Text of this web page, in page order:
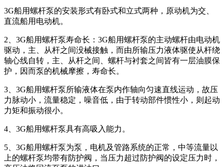
3G船用螺杆泵的安装形式有卧式和立式两种，原动机为交、
直流船用电动机。
2、3G船用螺杆泵寿命长：3G船用螺杆泵的主动螺杆由电动机
驱动，主、从杆之间没械接触，而由所输压力液体驱使从杆绕
轴心线自转，主、从杆之间、螺杆与衬套之间皆有一层油膜保
护，因而泵的机械摩擦，寿命长。
3、3G船用螺杆泵所输液体在泵内作轴向匀速直线运动，故压
力脉动小，流量稳定，噪音低，由于转动部件惯性小，则起动
力矩和振动很小。
4、3G船用螺杆泵具有高吸入能力。
5、3G船用螺杆泵为泵，电机及管路系统的正常，中等流量以
上的螺杆泵均带有防护阀，当压力超过防护阀的设定压力时，